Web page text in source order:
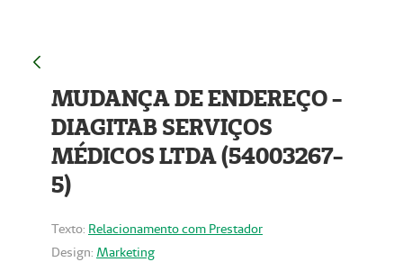
MUDANÇA DE ENDEREÇO -
DIAGITAB SERVIÇOS
MÉDICOS LTDA (54003267-
5)
Texto: Relacionamento com Prestador
Design: Marketing